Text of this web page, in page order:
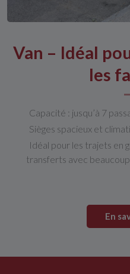
Van – Idéal
les
Capacité : jusqu’à 7
Sièges spacieux et
Idéal pour les trajets en
transferts avec beaucoup
En